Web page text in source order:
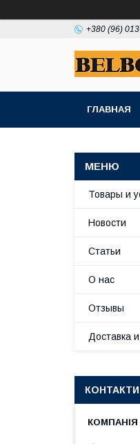
+380 (96)
ГЛАВНАЯ
Товары и
Новости
Статьи
О нас
Отзывы
Доставка
КОНТАКТИ